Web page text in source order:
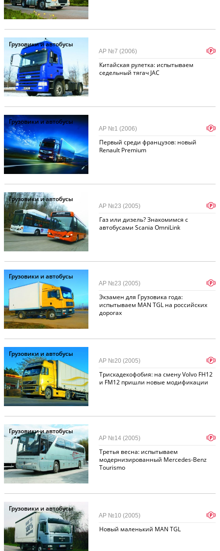
Грузовики и автобусы
Китайская рулетка: испытываем
седельный тягач JAC
АР №7 (2006) p
Грузовики и автобусы
Первый среди французов: новый
Renault Premium
АР №1 (2006) p
Грузовики и автобусы
Газ или дизель? Знакомимся с
автобусами Scania OmniLink
АР №23 (2005) p
Грузовики и автобусы
Экзамен для Грузовика года:
испытываем MAN TGL на российских
дорогах
АР №23 (2005) p
Грузовики и автобусы
Трискадекофобия: на смену Volvo FH12
и FM12 пришли новые модификации
АР №20 (2005) p
Грузовики и автобусы
Третья весна: испытываем
модернизированный Mercedes-Benz
Tourismo
АР №14 (2005) p
Грузовики и автобусы
Новый маленький MAN TGL
АР №10 (2005) p